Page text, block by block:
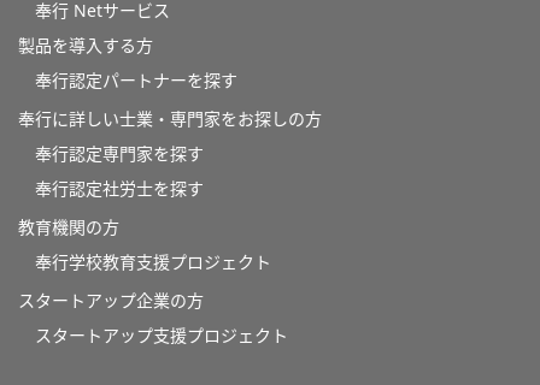
奉行 Netサービス
製品を導入する方
奉行認定パートナーを探す
奉行に詳しい士業・専門家をお探しの方
奉行認定専門家を探す
奉行認定社労士を探す
教育機関の方
奉⾏学校教育⽀援プロジェクト
スタートアップ企業の方
スタートアップ支援プロジェクト